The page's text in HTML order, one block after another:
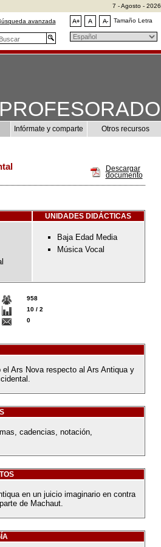
7 - Agosto - 2026
avanzada Tamaño Letra
PROFESORADO
Infórmate y comparte Otros recursos
Descargar
documento
UNIDADES DIDÁCTICAS
Baja Edad Media
Música Vocal
958
10 / 2
0
Ars Nova respecto al Ars Antiqua y
cadencias, notación,
en un juicio imaginario en contra
de Machaut.